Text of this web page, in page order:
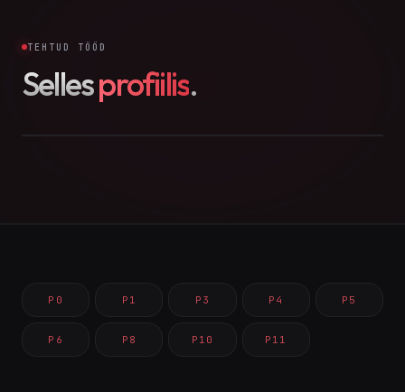
TEHTUD TÖÖD
Sellesprofiilis.
P0 P1 P3 P4 P5
P6 P8 P10 P11